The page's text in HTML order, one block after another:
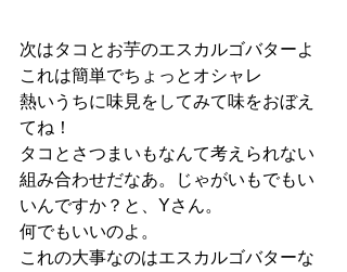
次はタコとお芋のエスカルゴバターよ
これは簡単でちょっとオシャレ
熱いうちに味見をしてみて味をおぼえ
てね！
タコとさつまいもなんて考えられない
組み合わせだなあ。じゃがいもでもい
いんですか？と、Yさん。
何でもいいのよ。
これの大事なのはエスカルゴバターな